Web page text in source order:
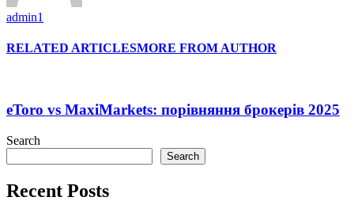
admin1
RELATED ARTICLESMORE FROM AUTHOR
eToro vs MaxiMarkets: порівняння брокерів 2025
Search
Search
Recent Posts